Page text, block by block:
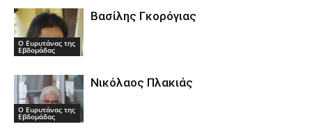
Ο Ευρυτάνας της
Εβδομάδας
Βασίλης Γκορόγιας
Ο Ευρυτάνας της
Εβδομάδας
Νικόλαος Πλακιάς